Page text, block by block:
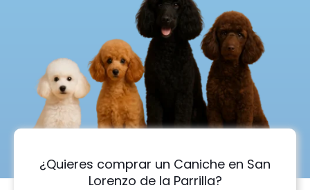
¿Quieres comprar un Caniche en San
Lorenzo de la Parrilla?